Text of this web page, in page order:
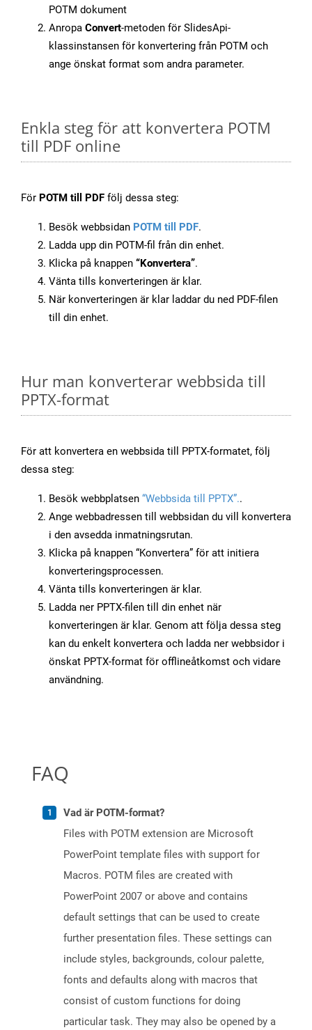
POTM dokument
Anropa Convert-metoden för SlidesApi-
klassinstansen för konvertering från POTM och
ange önskat format som andra parameter.
Enkla steg för att konvertera POTM
till PDF online
För POTM till PDF följ dessa steg:
Besök webbsidan POTM till PDF.
Ladda upp din POTM-fil från din enhet.
Klicka på knappen “Konvertera”.
Vänta tills konverteringen är klar.
När konverteringen är klar laddar du ned PDF-filen
till din enhet.
Hur man konverterar webbsida till
PPTX-format
För att konvertera en webbsida till PPTX-formatet, följ
dessa steg:
Besök webbplatsen “Webbsida till PPTX”..
Ange webbadressen till webbsidan du vill konvertera
i den avsedda inmatningsrutan.
Klicka på knappen “Konvertera” för att initiera
konverteringsprocessen.
Vänta tills konverteringen är klar.
Ladda ner PPTX-filen till din enhet när
konverteringen är klar. Genom att följa dessa steg
kan du enkelt konvertera och ladda ner webbsidor i
önskat PPTX-format för offlineåtkomst och vidare
användning.
FAQ
Vad är POTM-format?
Files with POTM extension are Microsoft
PowerPoint template files with support for
Macros. POTM files are created with
PowerPoint 2007 or above and contains
default settings that can be used to create
further presentation files. These settings can
include styles, backgrounds, colour palette,
fonts and defaults along with macros that
consist of custom functions for doing
particular task. They may also be opened by a